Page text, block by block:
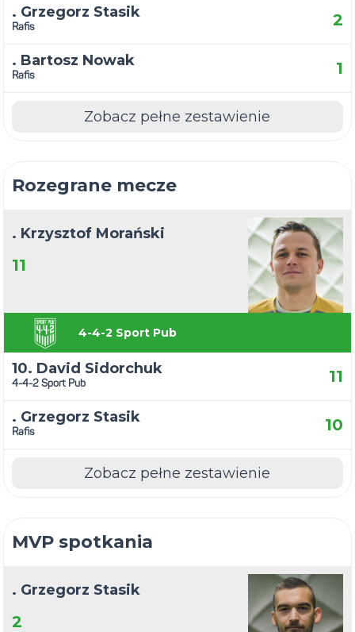
. Grzegorz Stasik
Rafis 2
. Bartosz Nowak
Rafis 1
Zobacz pełne zestawienie
Rozegrane mecze
. Krzysztof Morański
11
4-4-2 Sport Pub
10. David Sidorchuk
4-4-2 Sport Pub 11
. Grzegorz Stasik
Rafis 10
Zobacz pełne zestawienie
MVP spotkania
. Grzegorz Stasik
2